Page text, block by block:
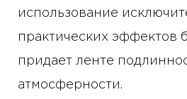
использование
практических эффектов
придает ленте
атмосферности.